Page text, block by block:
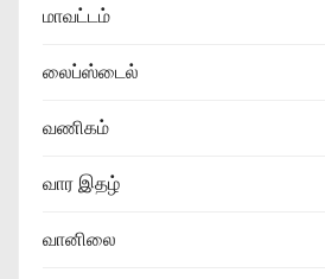
மாவட்டம்
லைப்ஸ்டைல்
வணிகம்
வார இதழ்
வானிலை